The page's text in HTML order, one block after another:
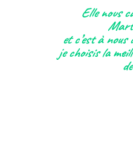
Elle nous
et c’est à nous
je choisis la